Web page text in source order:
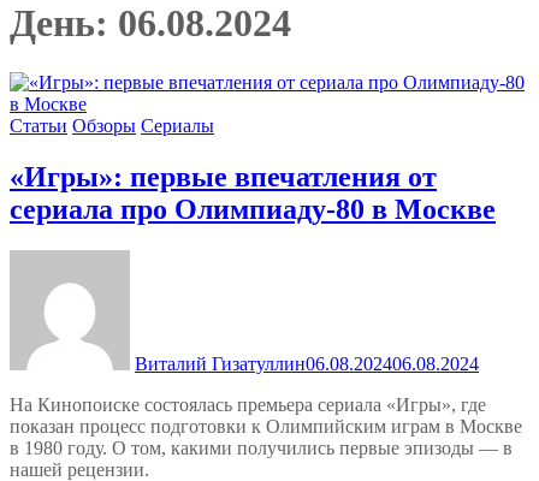
День: 06.08.2024
Статьи Обзоры Сериалы
«Игры»: первые впечатления от
сериала про Олимпиаду-80 в Москве
Виталий Гизатуллин06.08.202406.08.2024
На Кинопоиске состоялась премьера сериала «Игры», где
показан процесс подготовки к Олимпийским играм в Москве
в 1980 году. О том, какими получились первые эпизоды — в
нашей рецензии.